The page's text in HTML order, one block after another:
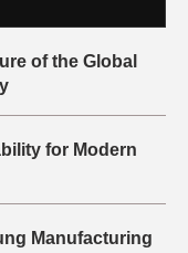
of the Global
for Modern
Manufacturing